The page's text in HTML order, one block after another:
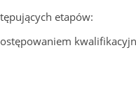
etapów: